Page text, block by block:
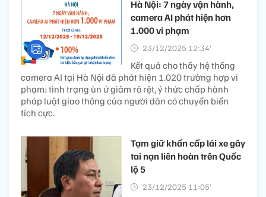
Hà Nội: 7 ngày vận hành,
camera AI phát hiện hơn
1.000 vi phạm
23/12/2025 12:34’
Kết quả cho thấy hệ thống
camera AI tại Hà Nội đã phát hiện 1.020 trường hợp vi
phạm; tình trạng ùn ứ giảm rõ rệt, ý thức chấp hành
pháp luật giao thông của người dân có chuyển biến
tích cực.
Tạm giữ khẩn cấp lái xe gây
tai nạn liên hoàn trên Quốc
lộ 5
23/12/2025 11:05’